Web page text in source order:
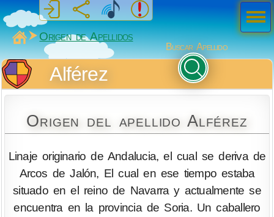
MiSabueso
Origen de Apellidos
Buscar Apellido
Alférez
Origen del apellido Alférez
Linaje originario de Andalucia, el cual se deriva de
Arcos de Jalón, El cual en ese tiempo estaba
situado en el reino de Navarra y actualmente se
encuentra en la provincia de Soria. Un caballero
Men
ú